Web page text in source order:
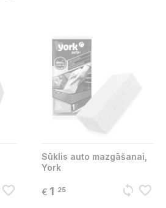
favorite_border
Sūklis auto mazgāšanai,
York
€ 1 25 sync favorite_border